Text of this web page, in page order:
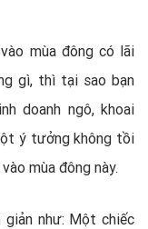
mùa đông có lãi
gì, thì tại sao bạn
doanh ngô, khoai
ý tưởng không tồi
mùa đông này.
như: Một chiếc